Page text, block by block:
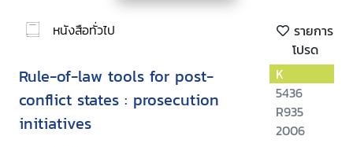
หนังสือทั่วไป
รายการ
โปรด
Rule-of-law tools for post-
conflict states : prosecution
initiatives
K
5436
R935
2006